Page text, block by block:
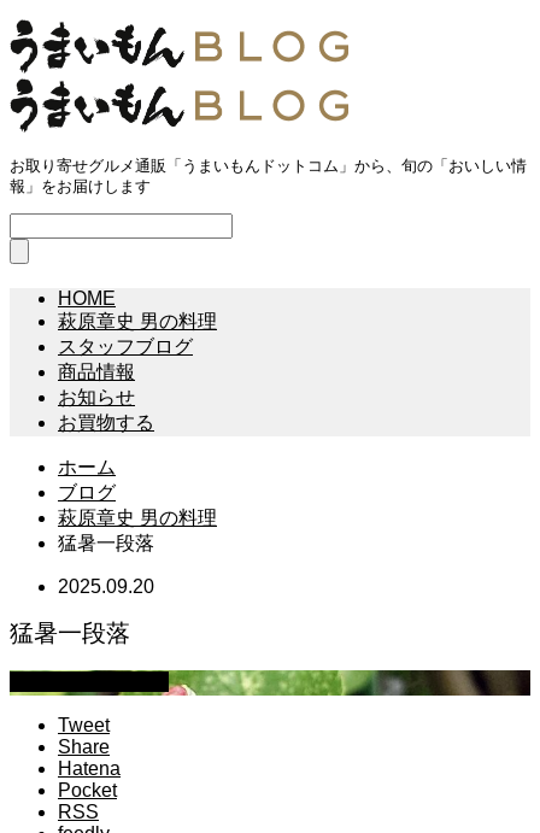
お取り寄せグルメ通販「うまいもんドットコム」から、旬の「おいしい情
報」をお届けします
HOME
萩原章史 男の料理
スタッフブログ
商品情報
お知らせ
お買物する
ホーム
ブログ
萩原章史 男の料理
猛暑一段落
2025.09.20
猛暑一段落
Tweet
Share
Hatena
Pocket
RSS